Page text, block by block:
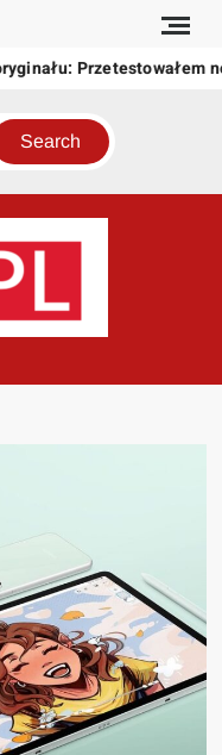
Przetestowałem
świat